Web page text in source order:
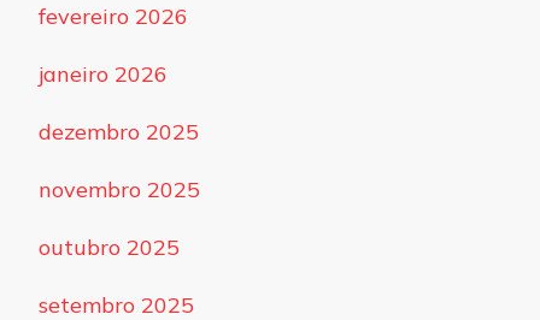
fevereiro 2026
janeiro 2026
dezembro 2025
novembro 2025
outubro 2025
setembro 2025